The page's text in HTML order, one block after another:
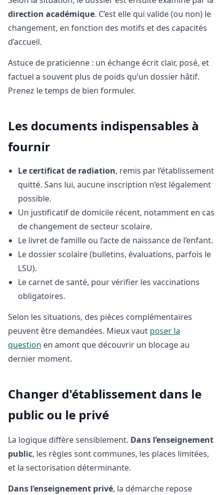
direction académique. C’est elle qui valide (ou non) le
changement, en fonction des motifs et des capacités
d’accueil.
Astuce de praticienne : un échange écrit clair, posé, et
factuel a souvent plus de poids qu’un dossier hâtif.
Prenez le temps de bien formuler.
Les documents indispensables à
fournir
Le certificat de radiation, remis par l’établissement
quitté. Sans lui, aucune inscription n’est légalement
possible.
Un justificatif de domicile récent, notamment en cas
de changement de secteur scolaire.
Le livret de famille ou l’acte de naissance de l’enfant.
Le dossier scolaire (bulletins, évaluations, parfois le
LSU).
Le carnet de santé, pour vérifier les vaccinations
obligatoires.
Selon les situations, des pièces complémentaires
peuvent être demandées. Mieux vaut poser la
question en amont que découvrir un blocage au
dernier moment.
Changer d'établissement dans le
public ou le privé
La logique diffère sensiblement. Dans l’enseignement
public, les règles sont communes, les places limitées,
et la sectorisation déterminante.
Dans l’enseignement privé, la démarche repose